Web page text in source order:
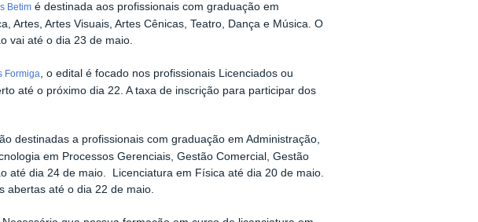
Betimé destinada aos profissionais com graduação em
Artes, Artes Visuais, Artes Cênicas, Teatro, Dança e Música. O
vai até o dia 23 de maio.
Formiga , o edital é focado nos profissionais Licenciados ou
até o próximo dia 22. A taxa de inscrição para participar dos
destinadas a profissionais com graduação em Administração,
em Processos Gerenciais, Gestão Comercial, Gestão
até dia 24 de maio. Licenciatura em Física até dia 20 de maio.
abertas até o dia 22 de maio.